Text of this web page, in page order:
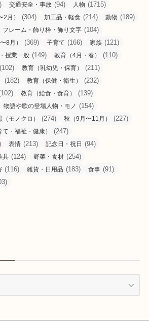
交通安全・事故 (94) 人物 (1715)
月） (304) 加工品・軽食 (214) 動物 (189)
フレーム・飾り枠・飾り文字 (104)
8月） (369) 子育て (166) 家族 (121)
授業一般 (149) 教育（4月・春） (110)
(102) 教育（乳幼児・保育） (211)
(182) 教育（保健・衛生） (232)
教育（給食・食育） (139)
物語や歌の登場人物・モノ (154)
（モノクロ） (274) 秋（9月〜11月） (227)
・福祉・健康） (247)
表情 (213) 記念日・祝日 (94)
具 (124) 野菜・食材 (254)
(116) 雑貨・日用品 (183) 食事 (91)